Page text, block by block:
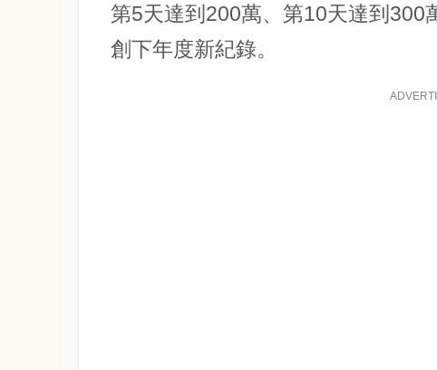
第5天達到200萬、第10天達到300
創下年度新紀錄。